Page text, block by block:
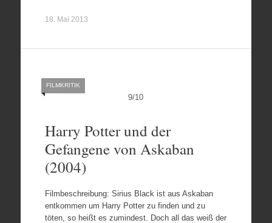
18. Mai 2013
9/10
FILMKRITIK
Harry Potter und der
Gefangene von Askaban
(2004)
Filmbeschreibung: Sirius Black ist aus Askaban
entkommen um Harry Potter zu finden und zu
töten, so heißt es zumindest. Doch all das weiß der